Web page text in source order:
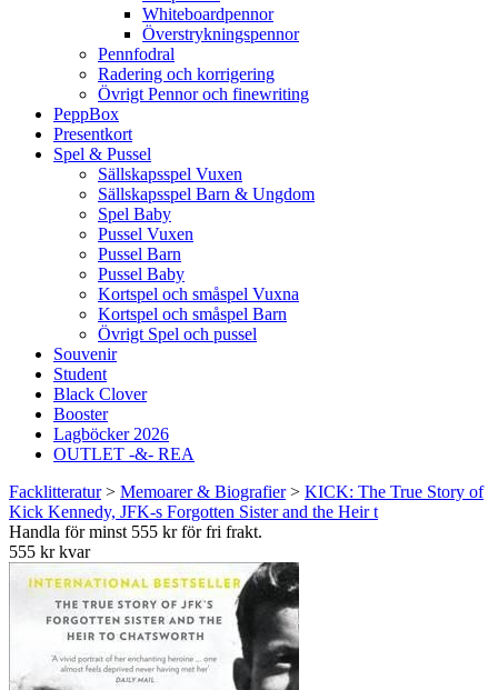
Whiteboardpennor
Överstrykningspennor
Pennfodral
Radering och korrigering
Övrigt Pennor och finewriting
PeppBox
Presentkort
Spel & Pussel
Sällskapsspel Vuxen
Sällskapsspel Barn & Ungdom
Spel Baby
Pussel Vuxen
Pussel Barn
Pussel Baby
Kortspel och småspel Vuxna
Kortspel och småspel Barn
Övrigt Spel och pussel
Souvenir
Student
Black Clover
Booster
Lagböcker 2026
OUTLET -&- REA
Facklitteratur> Memoarer & Biografier> KICK: The True Story of
Kick Kennedy, JFK-s Forgotten Sister and the Heir t
Handla för minst 555 kr för fri frakt.
555 kr kvar